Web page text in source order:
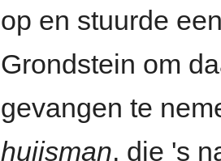
op en stuurde
Grondstein om
gevangen te
huijsman, die 's